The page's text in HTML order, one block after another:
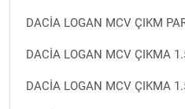
DACİA LOGAN MCV ÇIKM
DACİA LOGAN MCV ÇIKMA
DACİA LOGAN MCV ÇIKMA